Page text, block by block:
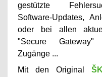
gestützte
Software-Updates,
oder bei allen
"Secure Gateway"
Zugänge ...
Mit den Original